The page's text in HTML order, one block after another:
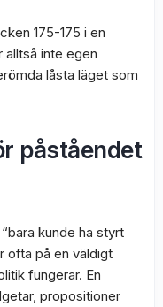
175-175 i en
inte egen
låsta läget som
påståendet
kunde ha styrt
ofta på en väldigt
fungerar. En
propositioner